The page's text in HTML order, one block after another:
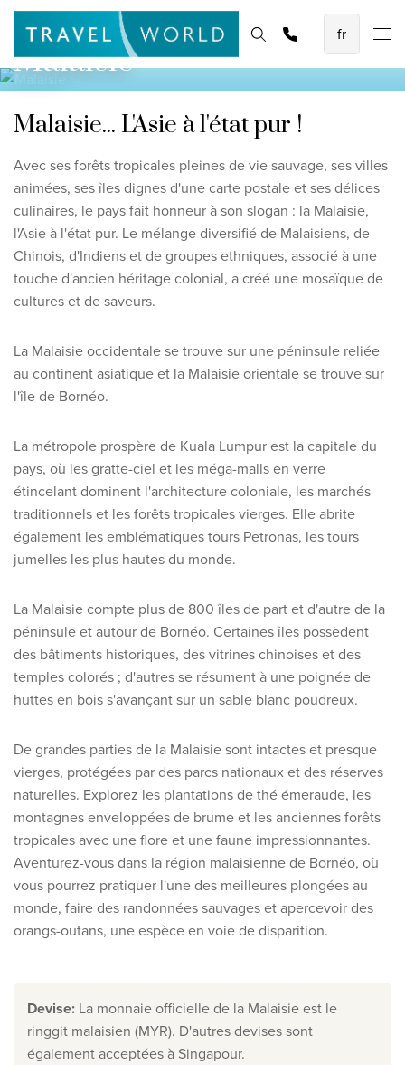
Les meilleures vacances en avion
Baoase Luxury Resort Curaçao
Lux* Grand Baie Resort Mauritius
Constance Halaveli Maldives
Voir toutes les vacances en avion
Des circuits uniques
Circuit de découverte des Émirats de 8 jours
Fly & Drive - Couleurs du Yucatan
Voir tous les circuits
Lune de miel
Adultes uniquement
Luxe
Voir tous les thèmes
Les meilleures offres
IKYK Malte
Dhigali Resort Maldives
SALT of Palmar Mauritius
Voir toutes les promotions
À propos de Travelworld
Qui sommes-nous ?
Pourquoi Travelworld
Nos destinations
Contactez nous
Liens utiles
Postes vacants
Page d'accueil Destinations Thèmes Promotions
Rechercher et réserver
Malaisie
Malaisie... L'Asie à l'état pur !
Avec ses forêts tropicales pleines de vie sauvage, ses villes
animées, ses îles dignes d'une carte postale et ses délices
culinaires, le pays fait honneur à son slogan : la Malaisie,
l'Asie à l'état pur. Le mélange diversifié de Malaisiens, de
Chinois, d'Indiens et de groupes ethniques, associé à une
touche d'ancien héritage colonial, a créé une mosaïque de
cultures et de saveurs.
La Malaisie occidentale se trouve sur une péninsule reliée
au continent asiatique et la Malaisie orientale se trouve sur
l'île de Bornéo.
La métropole prospère de Kuala Lumpur est la capitale du
pays, où les gratte-ciel et les méga-malls en verre
étincelant dominent l'architecture coloniale, les marchés
traditionnels et les forêts tropicales vierges. Elle abrite
également les emblématiques tours Petronas, les tours
jumelles les plus hautes du monde.
La Malaisie compte plus de 800 îles de part et d'autre de la
péninsule et autour de Bornéo. Certaines îles possèdent
des bâtiments historiques, des vitrines chinoises et des
temples colorés ; d'autres se résument à une poignée de
huttes en bois s'avançant sur un sable blanc poudreux.
De grandes parties de la Malaisie sont intactes et presque
vierges, protégées par des parcs nationaux et des réserves
naturelles. Explorez les plantations de thé émeraude, les
montagnes enveloppées de brume et les anciennes forêts
tropicales avec une flore et une faune impressionnantes.
Aventurez-vous dans la région malaisienne de Bornéo, où
vous pourrez pratiquer l'une des meilleures plongées au
monde, faire des randonnées sauvages et apercevoir des
orangs-outans, une espèce en voie de disparition.
Devise: La monnaie officielle de la Malaisie est le
ringgit malaisien (MYR). D'autres devises sont
également acceptées à Singapour.